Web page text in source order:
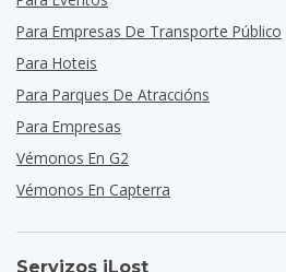
Para Empresas De Transporte Público
Para Hoteis
Para Parques De Atraccións
Para Empresas
Vémonos En G2
Vémonos En Capterra
Servizos iLost